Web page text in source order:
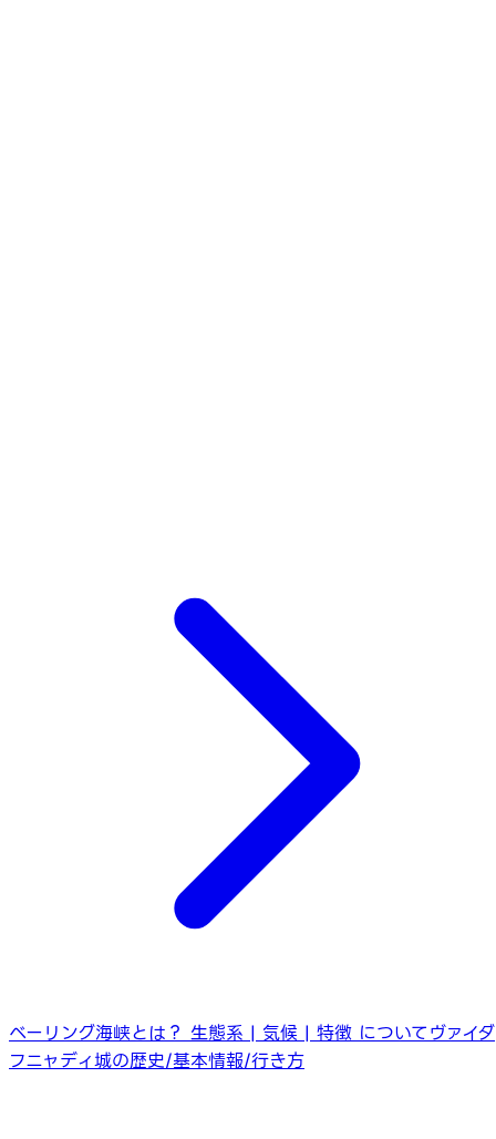
ベーリング海峡とは？ 生態系 | 気候 | 特徴 についてヴァイダ
フニャディ城の歴史/基本情報/行き方